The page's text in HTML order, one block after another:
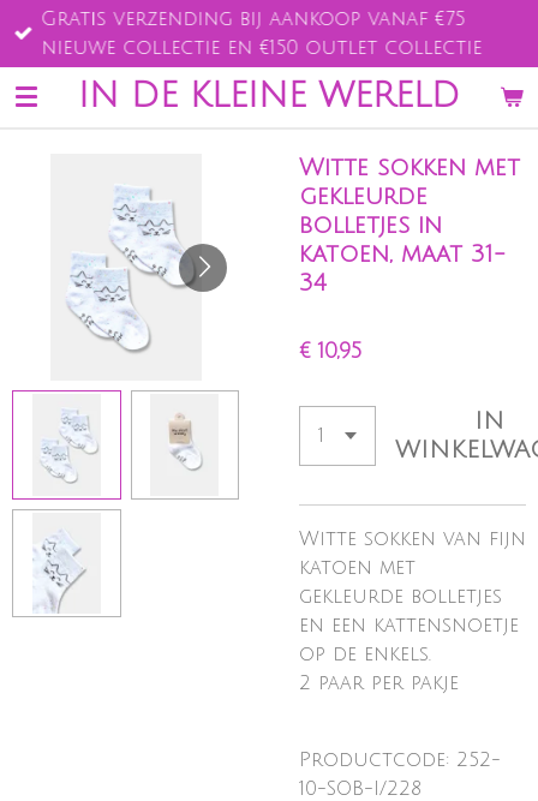
Ga
direct
naar
de
IN DE KLEINE WERELD
Gratis verzending bij aankoop vanaf €75
nieuwe collectie en €150 outlet collectie
Witte sokken met
gekleurde
bolletjes in
katoen, maat 31-
34
€ 10,95
IN
Witte sokken van fijn
katoen met
gekleurde bolletjes
en een kattensnoetje
op de enkels.
2 paar per pakje
Productcode: 252-
10-SOB-I/228